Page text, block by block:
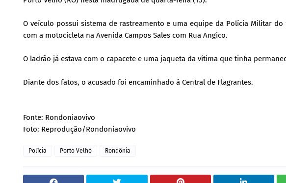
O veículo possui sistema de rastreamento e uma equipe da Polícia Militar
com a motocicleta na Avenida Campos Sales com Rua Angico.
O ladrão já estava com o capacete e uma jaqueta da vítima que tinha
Diante dos fatos, o acusado foi encaminhado à Central de Flagrantes.
Fonte: Rondoniaovivo
Foto: Reprodução/Rondoniaovivo
Polícia Porto Velho Rondônia